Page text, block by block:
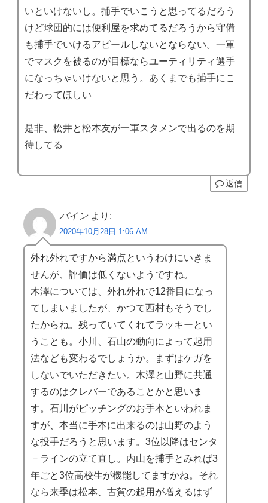
いといけないし。捕手でいこうと思ってるだろう
けど球団的には便利屋を求めてるだろうから守備
も捕手でいけるアピールしないとならない。一軍
でマスクを被るのが目標ならユーティリティ選手
になっちゃいけないと思う。あくまでも捕手にこ
だわってほしい
是非、松井と松本友が一軍スタメンで出るのを期
待してる
返信
パイン より:
2020年10月28日 1:06 AM
外れ外れですから満点というわけにいきま
せんが、評価は低くないようですね。
木澤については、外れ外れで12番目になっ
てしまいましたが、かつて西村もそうでし
たからね。残っていてくれてラッキーとい
うことも。小川、石山の動向によって起用
法なども変わるでしょうか。まずはケガを
しないでいただきたい。木澤と山野に共通
するのはクレバーであることかと思いま
す。石川がピッチングのお手本といわれま
すが、本当に手本に出来るのは山野のよう
な投手だろうと思います。3位以降はセンタ
－ラインの立て直し。内山を捕手とみれば3
年ごと3位高校生が機能してますかね。それ
なら来季は松本、古賀の起用が増えるはず